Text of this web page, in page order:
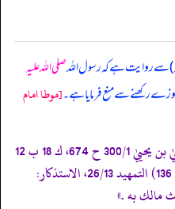
سے روایت ہے کہ رسول اللہصلی اللہ علیہ
رکھنے سے منع فرمایا ہے۔[موطا امام
«98- الموطأ (رواية يحييٰ بن يحييٰ 300/1 ح 674، ك 18 ب 12
ح 36، 376/1 ح 756، ك 20 ب 24، ح 136) التمهيد 26/13، الاستذكار: